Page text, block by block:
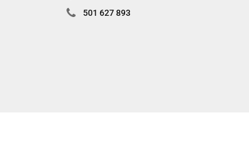
501 627 893